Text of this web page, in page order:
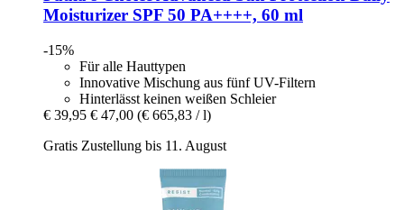
Moisturizer SPF 50 PA++++, 60 ml
-15%
Für alle Hauttypen
Innovative Mischung aus fünf UV-Filtern
Hinterlässt keinen weißen Schleier
€ 39,95 € 47,00 (€ 665,83 / l)
Gratis Zustellung bis 11. August